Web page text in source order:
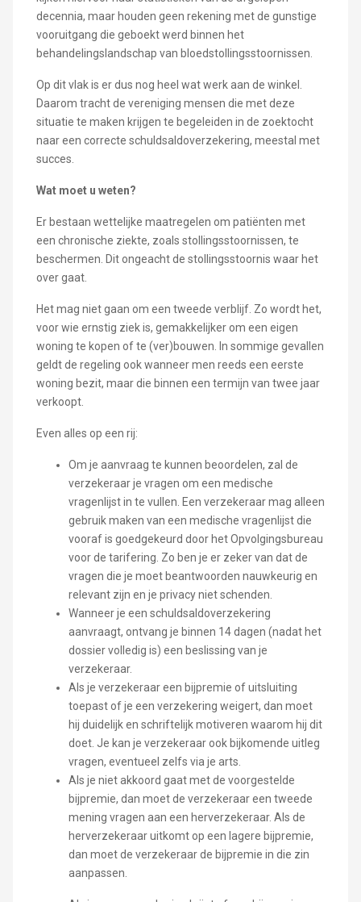
decennia, maar houden geen rekening met de gunstige
vooruitgang die geboekt werd binnen het
behandelingslandschap van bloedstollingsstoornissen.
Op dit vlak is er dus nog heel wat werk aan de winkel.
Daarom tracht de vereniging mensen die met deze
situatie te maken krijgen te begeleiden in de zoektocht
naar een correcte schuldsaldoverzekering, meestal met
succes.
Wat moet u weten?
Er bestaan wettelijke maatregelen om patiënten met
een chronische ziekte, zoals stollingsstoornissen, te
beschermen. Dit ongeacht de stollingsstoornis waar het
over gaat.
Het mag niet gaan om een tweede verblijf. Zo wordt het,
voor wie ernstig ziek is, gemakkelijker om een eigen
woning te kopen of te (ver)bouwen. In sommige gevallen
geldt de regeling ook wanneer men reeds een eerste
woning bezit, maar die binnen een termijn van twee jaar
verkoopt.
Even alles op een rij:
Om je aanvraag te kunnen beoordelen, zal de
verzekeraar je vragen om een medische
vragenlijst in te vullen. Een verzekeraar mag alleen
gebruik maken van een medische vragenlijst die
vooraf is goedgekeurd door het Opvolgingsbureau
voor de tarifering. Zo ben je er zeker van dat de
vragen die je moet beantwoorden nauwkeurig en
relevant zijn en je privacy niet schenden.
Wanneer je een schuldsaldoverzekering
aanvraagt, ontvang je binnen 14 dagen (nadat het
dossier volledig is) een beslissing van je
verzekeraar.
Als je verzekeraar een bijpremie of uitsluiting
toepast of je een verzekering weigert, dan moet
hij duidelijk en schriftelijk motiveren waarom hij dit
doet. Je kan je verzekeraar ook bijkomende uitleg
vragen, eventueel zelfs via je arts.
Als je niet akkoord gaat met de voorgestelde
bijpremie, dan moet de verzekeraar een tweede
mening vragen aan een herverzekeraar. Als de
herverzekeraar uitkomt op een lagere bijpremie,
dan moet de verzekeraar de bijpremie in die zin
aanpassen.